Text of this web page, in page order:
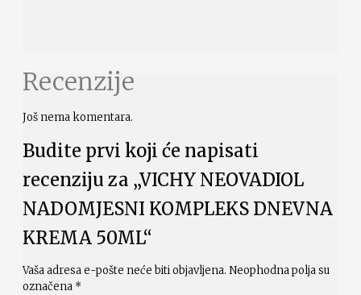
Recenzije
Još nema komentara.
Budite prvi koji će napisati
recenziju za „VICHY NEOVADIOL
NADOMJESNI KOMPLEKS DNEVNA
KREMA 50ML“
Vaša adresa e-pošte neće biti objavljena. Neophodna polja su
označena *